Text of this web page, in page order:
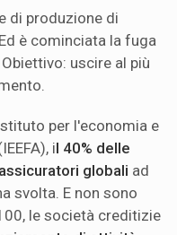
di produzione di
è cominciata la fuga
uscire al più
per l'economia e
il 40% delle
globali ad
svolta. E non sono
le società creditizie